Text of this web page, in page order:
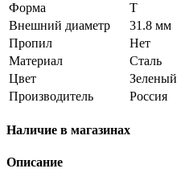
Форма
T
Внешний диаметр
31.8 мм
Пропил
Нет
Материал
Сталь
Цвет
Зеленый
Производитель
Россия
Наличие в магазинах
Описание